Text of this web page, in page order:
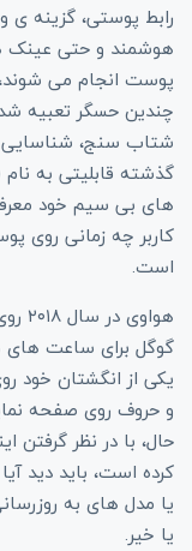
رابط پوستی، گزینه
هوشمند و حتی
پوست انجام می شوند،
چندین حسگر تعبیه
شتاب سنج، شناسایی
های بی سیم خود
کاربر چه زمانی روی
است.
گوگل برای ساعت های
یکی از انگشتان خود
و حروف روی صفحه
حال، با در نظر گرفتن
کرده است، باید دید
یا مدل های به
یا خیر.